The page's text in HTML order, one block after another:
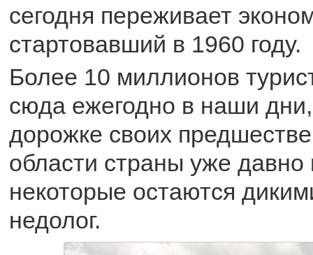
сегодня переживает
стартовавший в 1960 году.
Более 10 миллионов
сюда ежегодно в наши
дорожке своих
области страны уже
некоторые остаются
недолог.